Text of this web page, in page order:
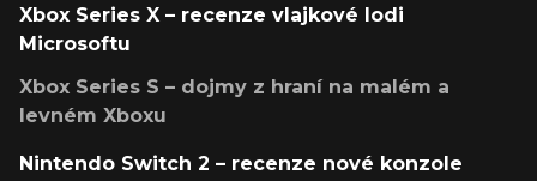
Xbox Series X – recenze vlajkové lodi
Microsoftu
Xbox Series S – dojmy z hraní na malém a
levném Xboxu
Nintendo Switch 2 – recenze nové konzole